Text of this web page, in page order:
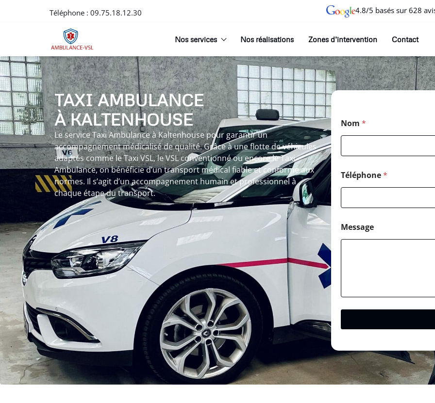
Téléphone : 09.75.18.12.30 4.8/5 basés sur 628
Nos services Nos réalisations Zones d’intervention Contact
TAXI AMBULANCE
À KALTENHOUSE
Le service Taxi Ambulance à Kaltenhouse pour garantir un
accompagnement médicalisé de qualité. Grâce à une flotte de véhicules
adaptés comme le Taxi VSL, le VSL conventionné ou encore le Taxi
Ambulance, on bénéficie d’un transport médical fiable et conforme aux
normes. Il s’agit d’un accompagnement humain et professionnel à
chaque étape du transport.
Nom *
Téléphone*
Message